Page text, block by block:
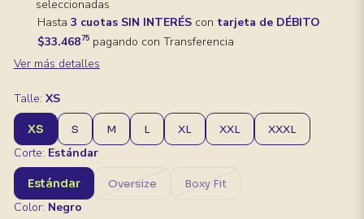
seleccionadas
Hasta 3 cuotas SIN INTERÉScon tarjeta de DÉBITO
$33.46875pagando con Transferencia
Ver más detalles
Talle: XS
XS S M L XL XXL XXXL
Corte: Estándar
Estándar Oversize Boxy Fit
Color: Negro